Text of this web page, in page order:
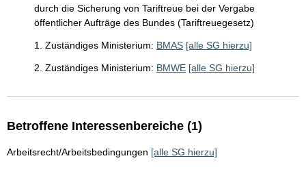
durch die Sicherung von Tariftreue bei der Vergabe
öffentlicher Aufträge des Bundes (Tariftreuegesetz)
1. Zuständiges Ministerium: BMAS [alle SG hierzu]
2. Zuständiges Ministerium: BMWE [alle SG hierzu]
Betroffene Interessenbereiche (1)
Arbeitsrecht/Arbeitsbedingungen [alle SG hierzu]